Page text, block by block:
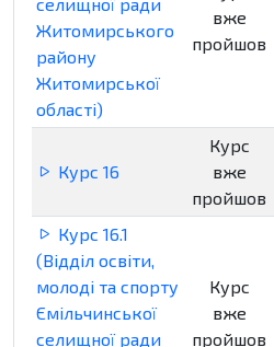
Житомирського
району
Житомирської
області)
вже
пройшов
Курс 16
Курс
вже
пройшов
Курс 16.1
(Відділ освіти,
молоді та спорту
Ємільчинської
селищної ради
Курс
вже
пройшов